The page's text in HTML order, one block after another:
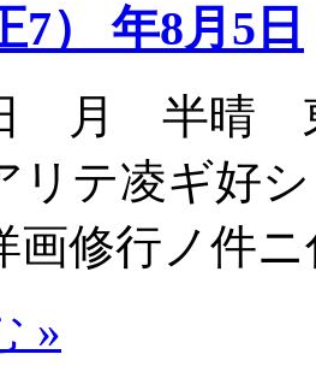
7） 年8月5日
月 半晴
リテ凌ギ好
画修行ノ件
»